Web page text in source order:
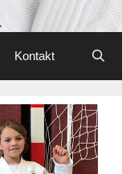
Kontakt